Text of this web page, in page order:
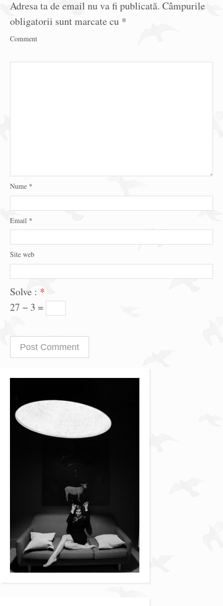
Adresa ta de email nu va fi publicată. Câmpurile
obligatorii sunt marcate cu *
Comment
Nume *
Email *
Site web
Solve : *
27 − 3 =